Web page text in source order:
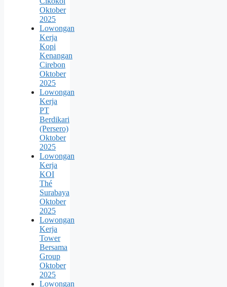
Oktober
2025
Lowongan
Kerja
Kopi
Kenangan
Cirebon
Oktober
2025
Lowongan
Kerja
PT
Berdikari
(Persero)
Oktober
2025
Lowongan
Kerja
KOI
Thé
Surabaya
Oktober
2025
Lowongan
Kerja
Tower
Bersama
Group
Oktober
2025
Lowongan